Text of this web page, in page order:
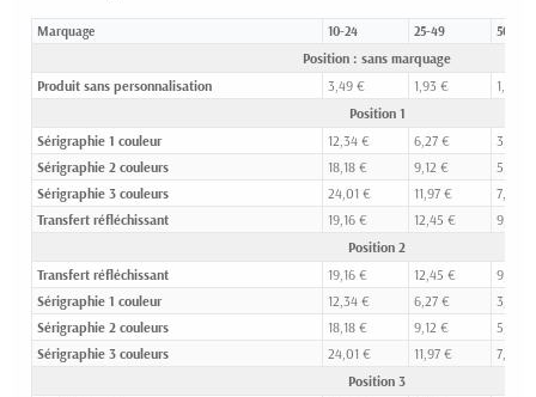
Marquage 10-24 25-49 50-99
Position : sans marquage
Produit sans personnalisation
3,49 € 1,93 €
1,40 €
Position 1
Sérigraphie 1 couleur
12,34 € 6,27 €
3,90 €
Sérigraphie 2 couleurs
18,18 € 9,12 €
5,54 €
Sérigraphie 3 couleurs
24,01 € 11,97 €
7,18 €
Transfert réfléchissant
19,16 € 12,45 €
9,39 €
Position 2
Transfert réfléchissant
19,16 € 12,45 €
9,39 €
Sérigraphie 1 couleur
12,34 € 6,27 €
3,90 €
Sérigraphie 2 couleurs
18,18 € 9,12 €
5,54 €
Sérigraphie 3 couleurs
24,01 € 11,97 €
7,18 €
Position 3